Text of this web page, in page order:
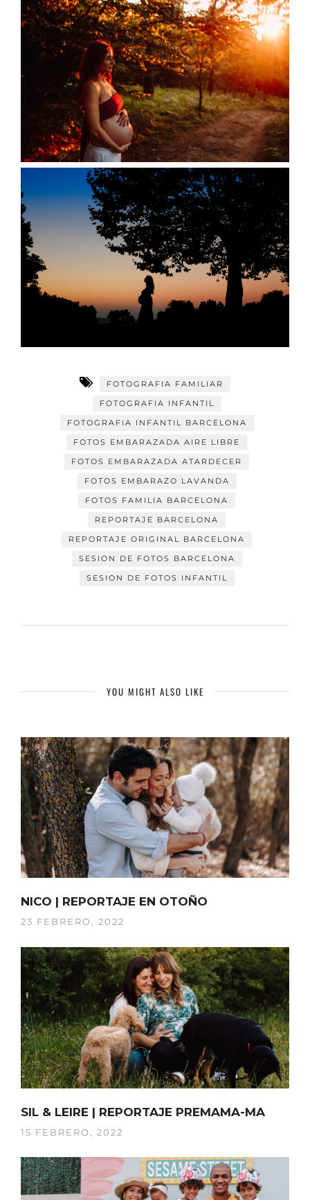
FOTOGRAFIA FAMILIAR
FOTOGRAFIA INFANTIL
FOTOGRAFIA INFANTIL BARCELONA
FOTOS EMBARAZADA AIRE LIBRE
FOTOS EMBARAZADA ATARDECER
FOTOS EMBARAZO LAVANDA
FOTOS FAMILIA BARCELONA
REPORTAJE BARCELONA
REPORTAJE ORIGINAL BARCELONA
SESION DE FOTOS BARCELONA
SESION DE FOTOS INFANTIL
YOU MIGHT ALSO LIKE
NICO | REPORTAJE EN OTOÑO
23 FEBRERO, 2022
SIL & LEIRE | REPORTAJE PREMAMA-MA
15 FEBRERO, 2022